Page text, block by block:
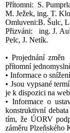
Přítomni: S.
M. Ježek, ing. T.
Omluveni:B. Šulc,
Přizváni: ing. J.
Pelc, J. Netík.
• Projednání
přítomní
• Informace o
• Jsou vypsané
je k dispozici na
• Informace o
konstruktivní
tím, že ÚORV
záměru Plzeňského